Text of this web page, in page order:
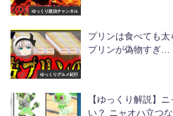
ゆっくり政治チャンネル
ゆっくりグルメ紀行
プリンは食べても
プリンが偽物すぎ…
【ゆっくり解説】
い？ ニャオハ立つ